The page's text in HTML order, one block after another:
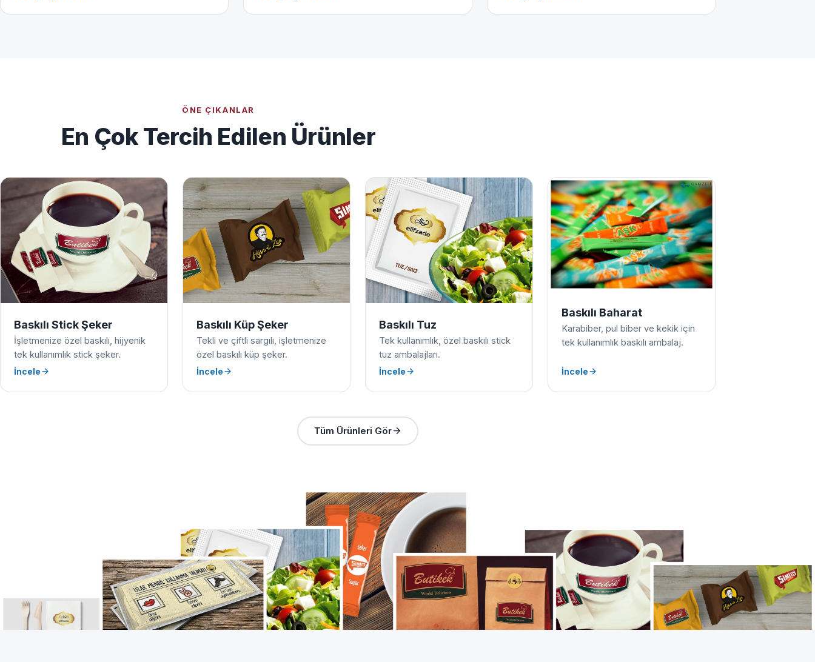
ÖNE ÇIKANLAR
En Çok Tercih Edilen Ürünler
Baskılı Stick Şeker
İşletmenize özel baskılı, hijyenik
tek kullanımlık stick şeker.
İncele
Baskılı Küp Şeker
Tekli ve çiftli sargılı, işletmenize
özel baskılı küp şeker.
İncele
Baskılı Tuz
Tek kullanımlık, özel baskılı stick
tuz ambalajları.
İncele
Baskılı Baharat
Karabiber, pul biber ve kekik için
tek kullanımlık baskılı ambalaj.
İncele
Tüm Ürünleri Gör